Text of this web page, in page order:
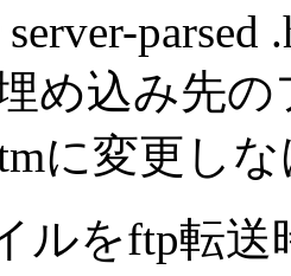
parsed
込み先の
に変更し
ルをftp転送